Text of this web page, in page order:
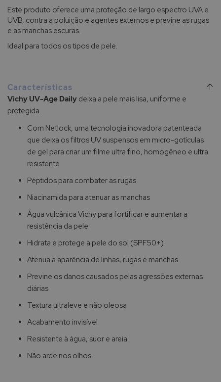
Este produto oferece uma proteção de largo espectro UVA e
UVB, contra a poluição e agentes externos e previne as rugas
e as manchas escuras.
Ideal para todos os tipos de pele.
Características
Vichy UV-Age Daily deixa a pele mais lisa, uniforme e
protegida.
Com Netlock, uma tecnologia inovadora patenteada
que deixa os filtros UV suspensos em micro-gotículas
de gel para criar um filme ultra fino, homogêneo e ultra
resistente
Péptidos para combater as rugas
Niacinamida para atenuar as manchas
Água vulcânica Vichy para fortificar e aumentar a
resistência da pele
Hidrata e protege a pele do sol (SPF50+)
Atenua a aparência de linhas, rugas e manchas
Previne os danos causados pelas agressões externas
diárias
Textura ultraleve e não oleosa
Acabamento invisível
Resistente à água, suor e areia
Não arde nos olhos